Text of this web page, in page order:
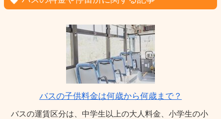
バスの子供料金は何歳から何歳まで？
バスの運賃区分は、中学生以上の大人料金、小学生の小